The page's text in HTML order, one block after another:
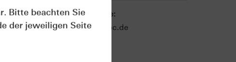
E-Mail-Adresse:
zertifikate@hsbc.de
Bitte beachten Sie
der jeweiligen Seite